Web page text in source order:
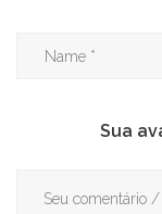
Sua